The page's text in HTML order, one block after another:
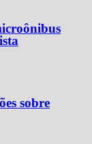
sobre